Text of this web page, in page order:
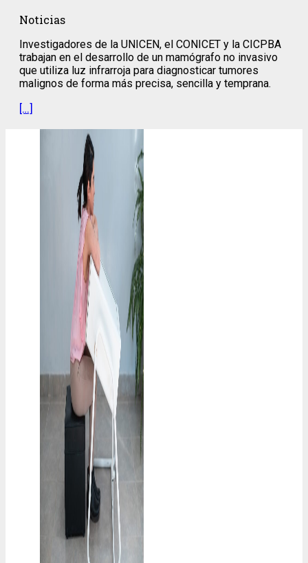
Noticias
Investigadores de la UNICEN, el CONICET y la CICPBA
trabajan en el desarrollo de un mamógrafo no invasivo
que utiliza luz infrarroja para diagnosticar tumores
malignos de forma más precisa, sencilla y temprana.
[…]